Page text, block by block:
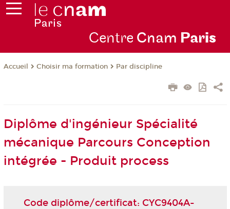
Centre Cnam Paris
Accueil Choisir ma formation Par discipline
Diplôme d'ingénieur Spécialité
mécanique Parcours Conception
intégrée - Produit process
Code diplôme/certificat: CYC9404A-